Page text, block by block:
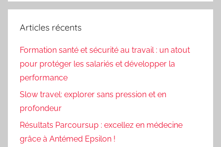
Articles récents
Formation santé et sécurité au travail : un atout
pour protéger les salariés et développer la
performance
Slow travel: explorer sans pression et en
profondeur
Résultats Parcoursup : excellez en médecine
grâce à Antémed Epsilon !